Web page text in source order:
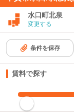
水口町北泉
変更する
条件を保存
賃料で探す